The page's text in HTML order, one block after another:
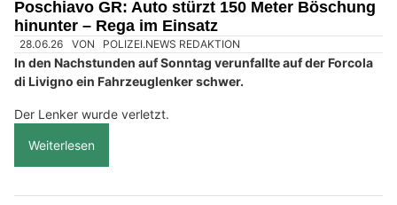
Poschiavo GR: Auto stürzt 150 Meter Böschung
hinunter – Rega im Einsatz
28.06.26 VON POLIZEI.NEWS REDAKTION
In den Nachstunden auf Sonntag verunfallte auf der Forcola
di Livigno ein Fahrzeuglenker schwer.
Der Lenker wurde verletzt.
Weiterlesen